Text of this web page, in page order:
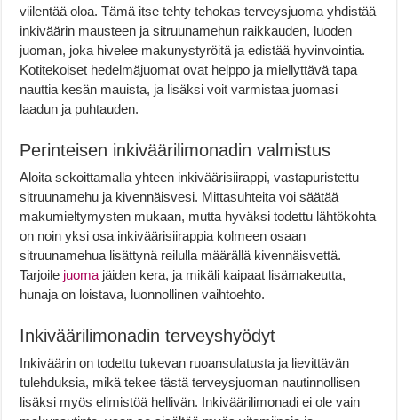
viilentää oloa. Tämä itse tehty tehokas terveysjuoma yhdistää
inkiväärin mausteen ja sitruunamehun raikkauden, luoden
juoman, joka hivelee makunystyröitä ja edistää hyvinvointia.
Kotitekoiset hedelmäjuomat ovat helppo ja miellyttävä tapa
nauttia kesän mauista, ja lisäksi voit varmistaa juomasi
laadun ja puhtauden.
Perinteisen inkiväärilimonadin valmistus
Aloita sekoittamalla yhteen inkiväärisiirappi, vastapuristettu
sitruunamehu ja kivennäisvesi. Mittasuhteita voi säätää
makumieltymysten mukaan, mutta hyväksi todettu lähtökohta
on noin yksi osa inkiväärisiirappia kolmeen osaan
sitruunamehua lisättynä reilulla määrällä kivennäisvettä.
Tarjoile juoma jäiden kera, ja mikäli kaipaat lisämakeutta,
hunaja on loistava, luonnollinen vaihtoehto.
Inkiväärilimonadin terveyshyödyt
Inkiväärin on todettu tukevan ruoansulatusta ja lievittävän
tulehduksia, mikä tekee tästä terveysjuoman nautinnollisen
lisäksi myös elimistöä hellivän. Inkiväärilimonadi ei ole vain